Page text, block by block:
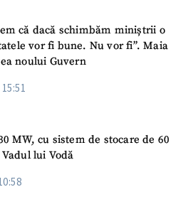
că dacă schimbăm miniștrii o
vor fi bune. Nu vor fi”. Maia
noului Guvern
MW, cu sistem de stocare de 60
lui Vodă